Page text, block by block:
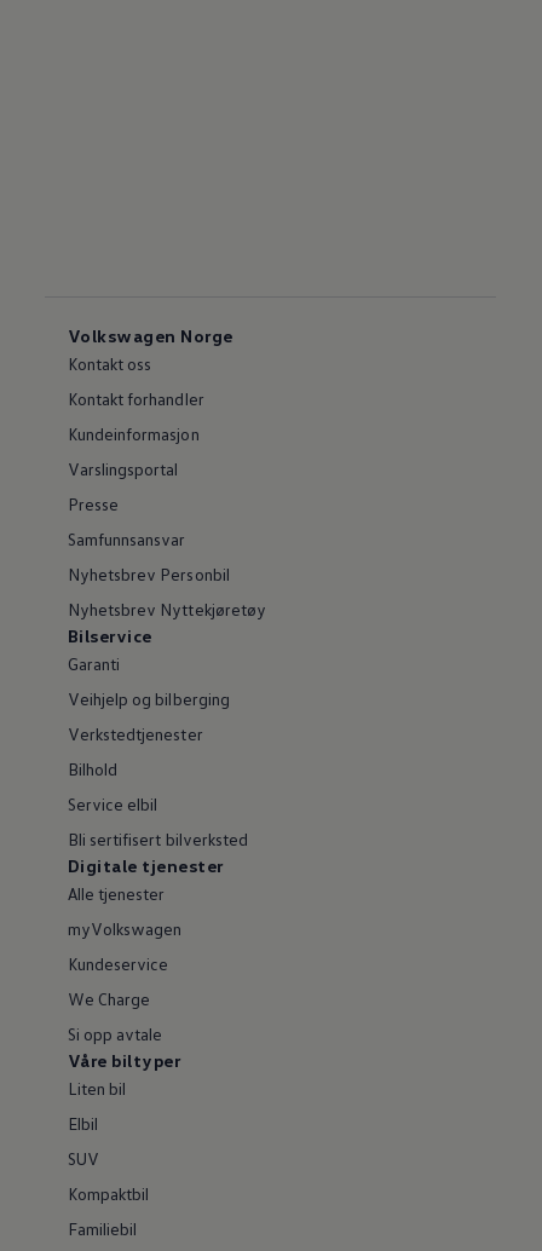
Volkswagen Norge
Kontakt oss
Kontakt forhandler
Kundeinformasjon
Varslingsportal
Presse
Samfunnsansvar
Nyhetsbrev Personbil
Nyhetsbrev Nyttekjøretøy
Bilservice
Garanti
Veihjelp og bilberging
Verkstedtjenester
Bilhold
Service elbil
Bli sertifisert bilverksted
Digitale tjenester
Alle tjenester
myVolkswagen
Kundeservice
We Charge
Si opp avtale
Våre biltyper
Liten bil
Elbil
SUV
Kompaktbil
Familiebil